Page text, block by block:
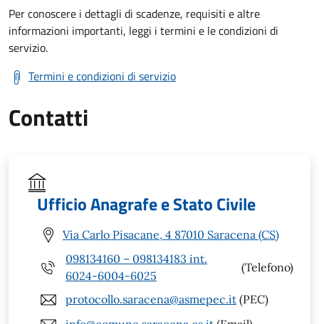
Per conoscere i dettagli di scadenze, requisiti e altre
informazioni importanti, leggi i termini e le condizioni di
servizio.
Termini e condizioni di servizio
Contatti
Ufficio Anagrafe e Stato Civile
Via Carlo Pisacane, 4 87010 Saracena (CS)
098134160 – 098134183 int.
6024-6004-6025
(Telefono)
protocollo.saracena@asmepec.it (PEC)